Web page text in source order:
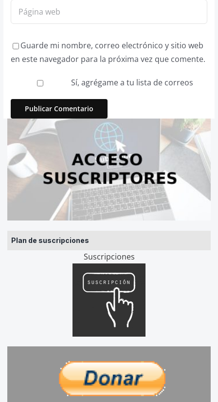
Plan de suscripciones
Suscripciones
Guarde mi nombre, correo electrónico y sitio web
en este navegador para la próxima vez que comente.
Sí, agrégame a tu lista de correos